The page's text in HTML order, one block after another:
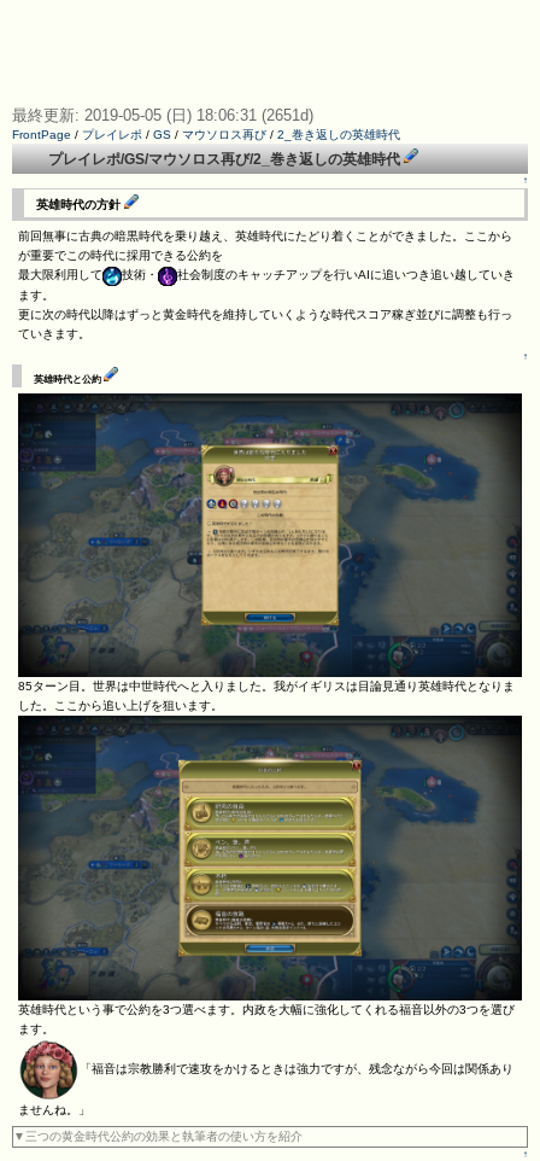
最終更新: 2019-05-05 (日) 18:06:31 (2651d)
FrontPage / プレイレポ / GS / マウソロス再び / 2_巻き返しの英雄時代
プレイレポ/GS/マウソロス再び/2_巻き返しの英雄時代
↑
英雄時代の方針
前回無事に古典の暗黒時代を乗り越え、英雄時代にたどり着くことができました。ここから
が重要でこの時代に採用できる公約を
最大限利用して
技術・
社会制度のキャッチアップを行いAIに追いつき追い越していき
ます。
更に次の時代以降はずっと黄金時代を維持していくような時代スコア稼ぎ並びに調整も行っ
ていきます。
↑
英雄時代と公約
85ターン目。世界は中世時代へと入りました。我がイギリスは目論見通り英雄時代となりま
した。ここから追い上げを狙います。
英雄時代という事で公約を3つ選べます。内政を大幅に強化してくれる福音以外の3つを選び
ます。
「福音は宗教勝利で速攻をかけるときは強力ですが、残念ながら今回は関係あり
ませんね。」
▼三つの黄金時代公約の効果と執筆者の使い方を紹介
↑